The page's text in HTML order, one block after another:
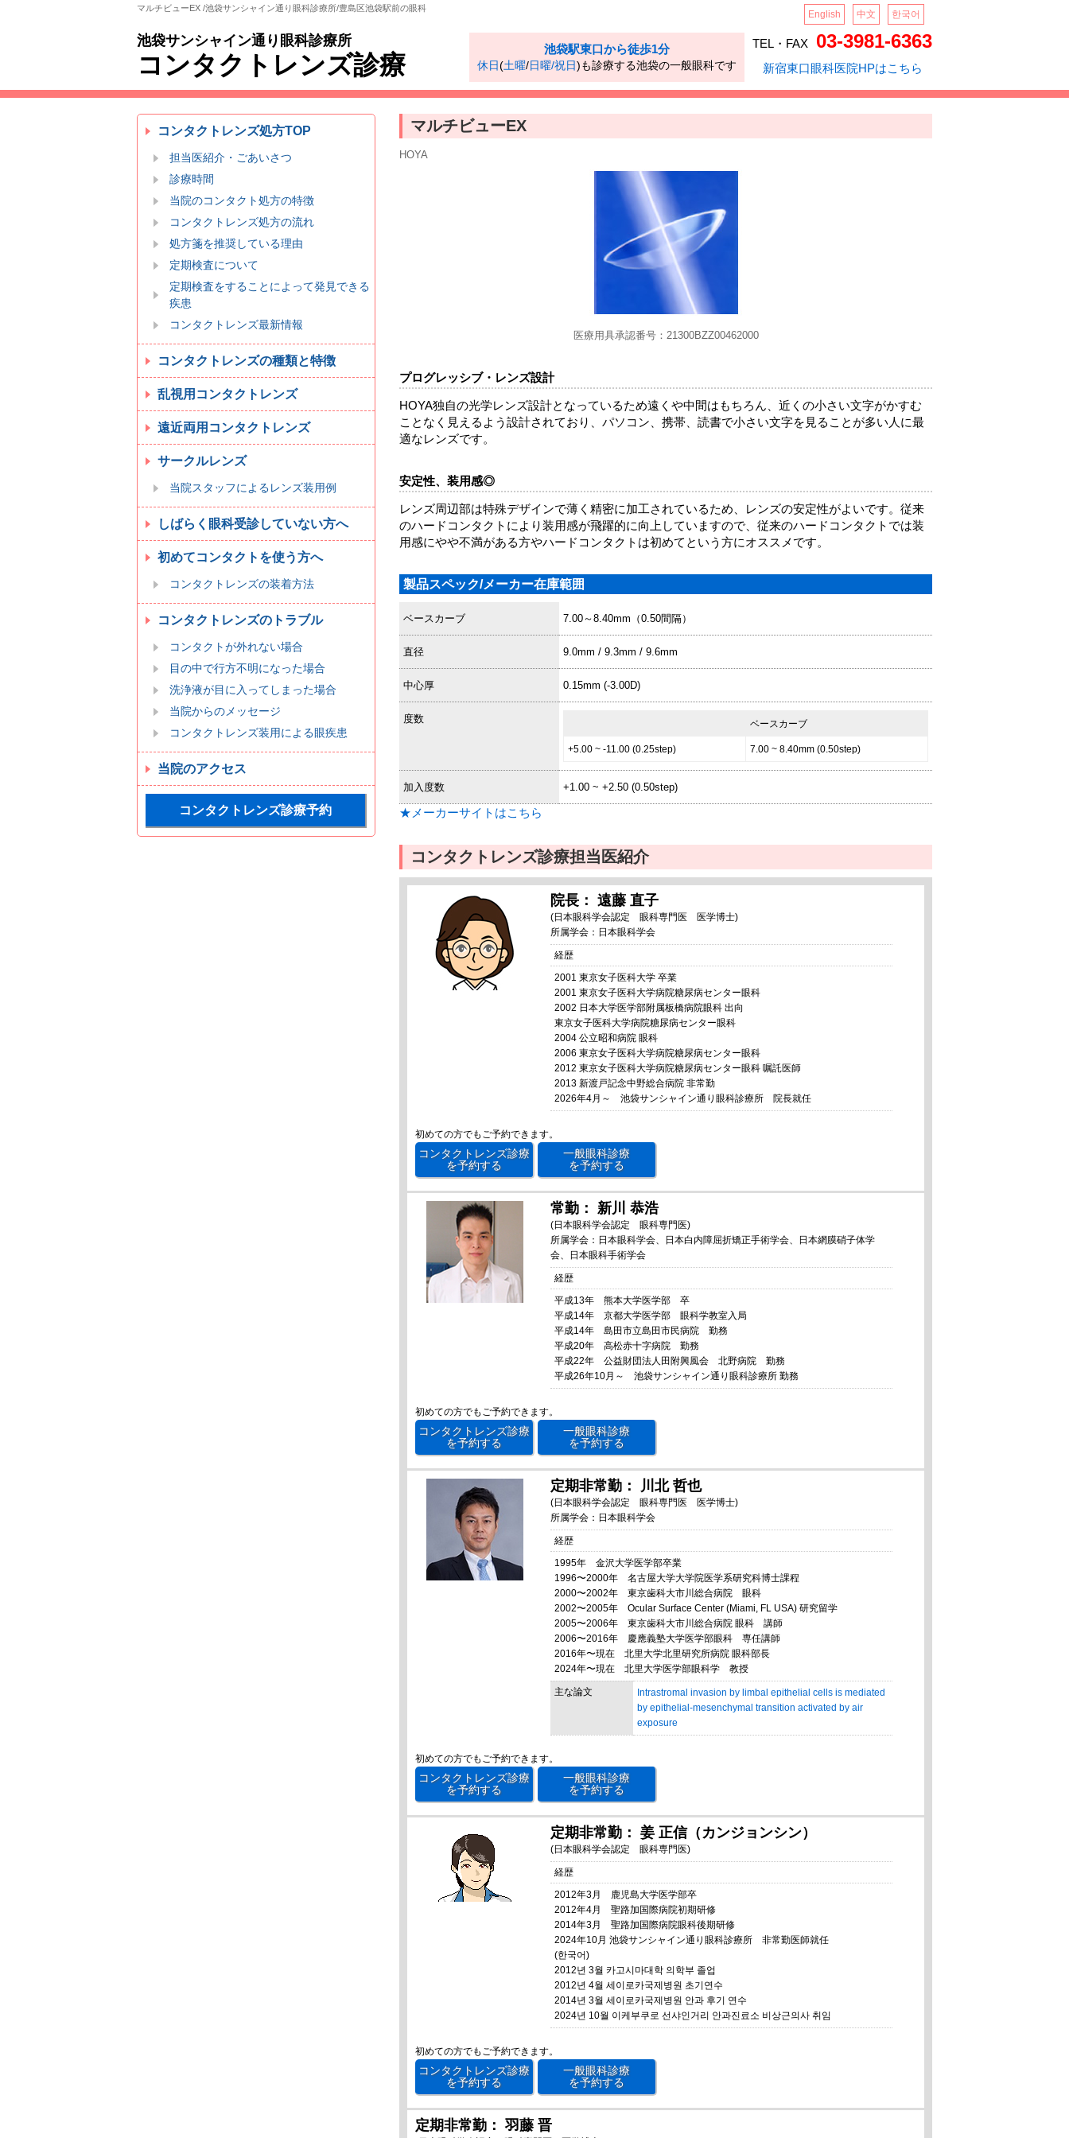
マルチビューEX /池袋サンシャイン通り眼科診療所/豊島区池袋駅前の眼科
池袋サンシャイン通り眼科診療所
コンタクトレンズ診療
池袋駅東口から徒歩1分
休日 (土曜/ 日曜/祝日 )も診療する池袋の一般眼科です
TEL・FAX 03-3981-6363
新宿東口眼科医院HPはこちら
English 中文 한국어
コンタクトレンズ処方TOP
担当医紹介・ごあいさつ
診療時間
当院のコンタクト処方の特徴
コンタクトレンズ処方の流れ
処方箋を推奨している理由
定期検査について
定期検査をすることによって発見できる
疾患
コンタクトレンズ最新情報
コンタクトレンズの種類と特徴
乱視用コンタクトレンズ
遠近両用コンタクトレンズ
サークルレンズ
当院スタッフによるレンズ装用例
しばらく眼科受診していない方へ
初めてコンタクトを使う方へ
コンタクトレンズの装着方法
コンタクトレンズのトラブル
コンタクトが外れない場合
目の中で行方不明になった場合
洗浄液が目に入ってしまった場合
当院からのメッセージ
コンタクトレンズ装用による眼疾患
当院のアクセス
コンタクトレンズ診療予約
マルチビューEX
HOYA
医療用具承認番号：21300BZZ00462000
プログレッシブ・レンズ設計
HOYA独自の光学レンズ設計となっているため遠くや中間はもちろん、近くの小さい文字がかすむ
ことなく見えるよう設計されており、パソコン、携帯、読書で小さい文字を見ることが多い人に最
適なレンズです。
安定性、装用感◎
レンズ周辺部は特殊デザインで薄く精密に加工されているため、レンズの安定性がよいです。従来
のハードコンタクトにより装用感が飛躍的に向上していますので、従来のハードコンタクトでは装
用感にやや不満がある方やハードコンタクトは初めてという方にオススメです。
製品スペック/メーカー在庫範囲
ベースカーブ 7.00～8.40mm（0.50間隔）
直径 9.0mm / 9.3mm / 9.6mm
中心厚 0.15mm (-3.00D)
度数 ベースカーブ
+5.00 ~ -11.00 (0.25step) 7.00 ~ 8.40mm (0.50step)
加入度数 +1.00 ~ +2.50 (0.50step)
★メーカーサイトはこちら
コンタクトレンズ診療担当医紹介
院長： 遠藤 直子
(日本眼科学会認定 眼科専門医 医学博士)
所属学会：日本眼科学会
経歴
2001 東京女子医科大学 卒業
2001 東京女子医科大学病院糖尿病センター眼科
2002 日本大学医学部附属板橋病院眼科 出向
東京女子医科大学病院糖尿病センター眼科
2004 公立昭和病院 眼科
2006 東京女子医科大学病院糖尿病センター眼科
2012 東京女子医科大学病院糖尿病センター眼科 嘱託医師
2013 新渡戸記念中野総合病院 非常勤
2026年4月～ 池袋サンシャイン通り眼科診療所 院長就任
初めての方でもご予約できます。
コンタクトレンズ診療
を予約する
一般眼科診療
を予約する
常勤： 新川 恭浩
(日本眼科学会認定 眼科専門医)
所属学会：日本眼科学会、日本白内障屈折矯正手術学会、日本網膜硝子体学
会、日本眼科手術学会
経歴
平成13年 熊本大学医学部 卒
平成14年 京都大学医学部 眼科学教室入局
平成14年 島田市立島田市民病院 勤務
平成20年 高松赤十字病院 勤務
平成22年 公益財団法人田附興風会 北野病院 勤務
平成26年10月～ 池袋サンシャイン通り眼科診療所 勤務
初めての方でもご予約できます。
コンタクトレンズ診療
を予約する
一般眼科診療
を予約する
定期非常勤： 川北 哲也
(日本眼科学会認定 眼科専門医 医学博士)
所属学会：日本眼科学会
経歴
1995年 金沢大学医学部卒業
1996〜2000年 名古屋大学大学院医学系研究科博士課程
2000〜2002年 東京歯科大市川総合病院 眼科
2002〜2005年 Ocular Surface Center (Miami, FL USA) 研究留学
2005〜2006年 東京歯科大市川総合病院 眼科 講師
2006〜2016年 慶應義塾大学医学部眼科 専任講師
2016年〜現在 北里大学北里研究所病院 眼科部長
2024年〜現在 北里大学医学部眼科学 教授
主な論文
Intrastromal invasion by limbal epithelial cells is mediated
by epithelial-mesenchymal transition activated by air
exposure
初めての方でもご予約できます。
コンタクトレンズ診療
を予約する
一般眼科診療
を予約する
定期非常勤： 姜 正信（カンジョンシン）
(日本眼科学会認定 眼科専門医)
経歴
2012年3月 鹿児島大学医学部卒
2012年4月 聖路加国際病院初期研修
2014年3月 聖路加国際病院眼科後期研修
2024年10月 池袋サンシャイン通り眼科診療所 非常勤医師就任
(한국어)
2012년 3월 카고시마대학 의학부 졸업
2012년 4월 세이로카국제병원 초기연수
2014년 3월 세이로카국제병원 안과 후기 연수
2024년 10월 이케부쿠로 선샤인거리 안과진료소 비상근의사 취임
初めての方でもご予約できます。
コンタクトレンズ診療
を予約する
一般眼科診療
を予約する
定期非常勤： 羽藤 晋